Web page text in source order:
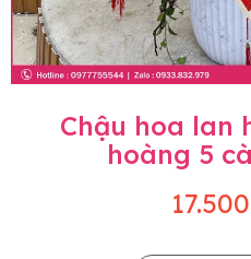
Chậu hoa lan
hoàng 5